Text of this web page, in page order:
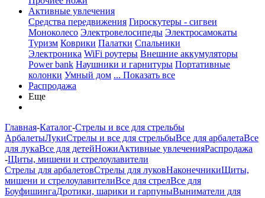
Активные увлечения
Средства передвижения Гироскутеры - сигвеи
Моноколесо Электровелосипеды Электросамокаты
Туризм Коврики Палатки Спальники
Электроника WiFi роутеры Внешние аккумуляторы
Power bank Наушники и гарнитуры Портативные
колонки Умный дом ... Показать все
Распродажа
Еще
Главная-Каталог-Стрелы и все для стрельбы
АрбалетыЛукиСтрелы и все для стрельбыВсе для арбалетаВсе
для лукаВсе для детейНожиАктивные увлеченияРаспродажа
-Щиты, мишени и стрелоулавители
Стрелы для арбалетовСтрелы для луковНаконечникиЩиты,
мишени и стрелоулавителиВсе для стрелВсе для
БоуфишингаДротики, шарики и гарпуныВыниматели для